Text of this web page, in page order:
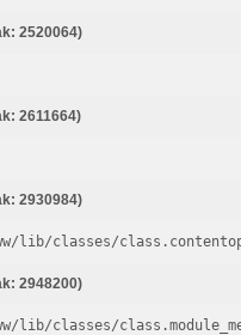
2520064)
2611664)
2930984)
lib/classes/
2948200)
lib/classes/